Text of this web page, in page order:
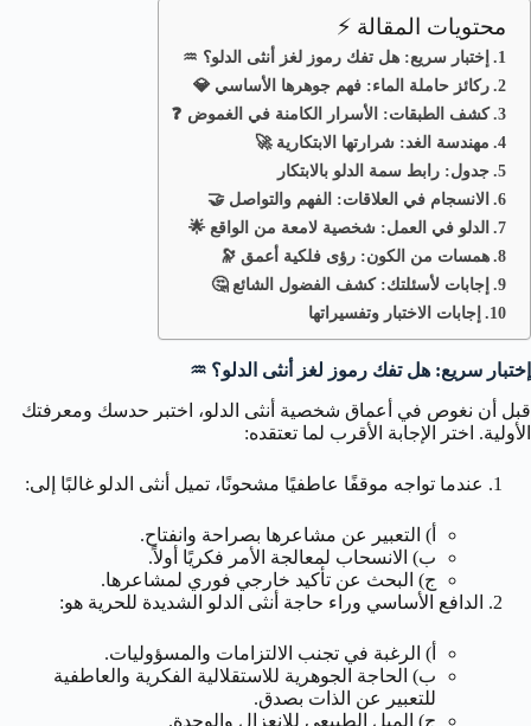
محتويات المقالة ⚡
إختبار سريع: هل تفك رموز لغز أنثى الدلو؟ ♒️
ركائز حاملة الماء: فهم جوهرها الأساسي 💎
كشف الطبقات: الأسرار الكامنة في الغموض ❓
مهندسة الغد: شرارتها الابتكارية 🚀
جدول: رابط سمة الدلو بالابتكار
الانسجام في العلاقات: الفهم والتواصل 🤝
الدلو في العمل: شخصية لامعة من الواقع 🌟
همسات من الكون: رؤى فلكية أعمق 🔭
إجابات لأسئلتك: كشف الفضول الشائع 🤔
إجابات الاختبار وتفسيراتها
إختبار سريع: هل تفك رموز لغز أنثى الدلو؟ ♒️
قبل أن نغوص في أعماق شخصية أنثى الدلو، اختبر حدسك ومعرفتك
الأولية. اختر الإجابة الأقرب لما تعتقده:
عندما تواجه موقفًا عاطفيًا مشحونًا، تميل أنثى الدلو غالبًا إلى:
أ) التعبير عن مشاعرها بصراحة وانفتاح.
ب) الانسحاب لمعالجة الأمر فكريًا أولاً.
ج) البحث عن تأكيد خارجي فوري لمشاعرها.
الدافع الأساسي وراء حاجة أنثى الدلو الشديدة للحرية هو:
أ) الرغبة في تجنب الالتزامات والمسؤوليات.
ب) الحاجة الجوهرية للاستقلالية الفكرية والعاطفية
للتعبير عن الذات بصدق.
ج) الميل الطبيعي للانعزال والوحدة.